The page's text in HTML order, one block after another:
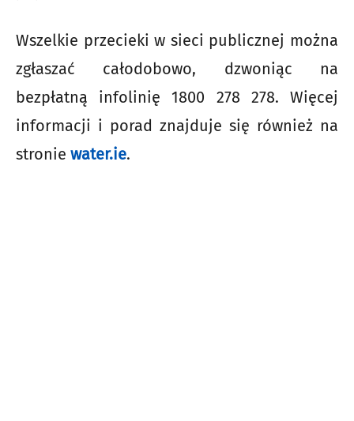
Wszelkie przecieki w sieci publicznej można
zgłaszać całodobowo, dzwoniąc na
bezpłatną infolinię 1800 278 278. Więcej
informacji i porad znajduje się również na
stronie water.ie.